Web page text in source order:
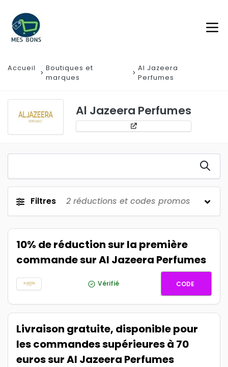
Accueil
Boutiques et
marques
Al Jazeera
Perfumes
Al Jazeera Perfumes
Filtres 2 réductions et codes promos
10% de réduction sur la première
commande sur Al Jazeera Perfumes
Vérifié FIRST10
CODE
Livraison gratuite, disponible pour
les commandes supérieures à 70
euros sur Al Jazeera Perfumes